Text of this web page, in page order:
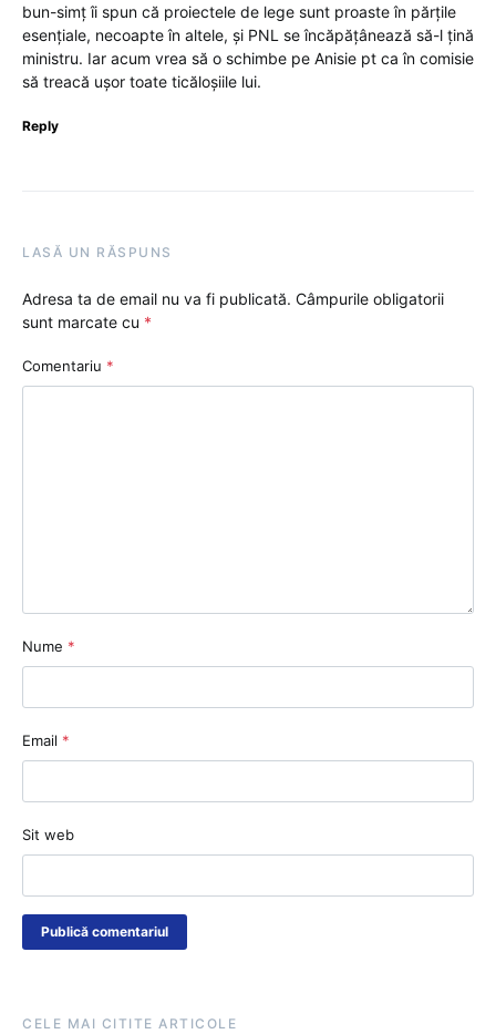
bun-simț îi spun că proiectele de lege sunt proaste în părțile
esențiale, necoapte în altele, și PNL se încăpățânează să-l țină
ministru. Iar acum vrea să o schimbe pe Anisie pt ca în comisie
să treacă ușor toate ticăloșiile lui.
Reply
LASĂ UN RĂSPUNS
Adresa ta de email nu va fi publicată. Câmpurile obligatorii
sunt marcate cu *
Comentariu *
Nume *
Email *
Sit web
CELE MAI CITITE ARTICOLE